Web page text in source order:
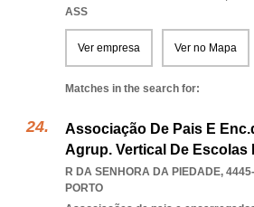
ASS
Ver empresa Ver no Mapa
Matches in the search for:
Associação De Pais E
Agrup. Vertical De Escolas
R DA SENHORA DA PIEDADE,
PORTO